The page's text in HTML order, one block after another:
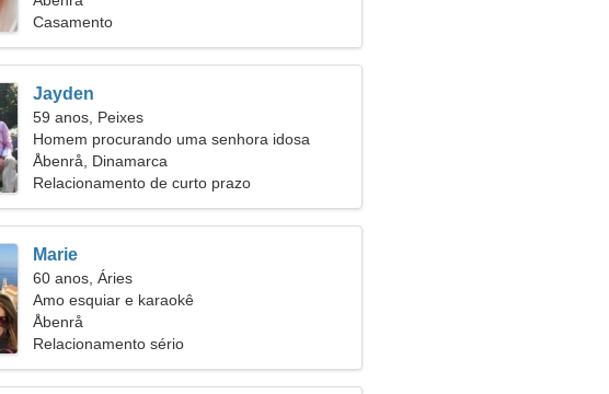
Casamento
Jayden
59 anos, Peixes
Homem procurando uma senhora idosa
Åbenrå, Dinamarca
Relacionamento de curto prazo
Marie
60 anos, Áries
Amo esquiar e karaokê
Åbenrå
Relacionamento sério